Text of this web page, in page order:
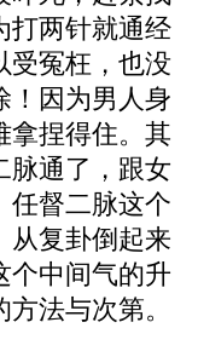
打两针就通经
受冤枉，也没
！因为男人身
拿捏得住。其
脉通了，跟女
任督二脉这个
从复卦倒起来
个中间气的升
法与次第。